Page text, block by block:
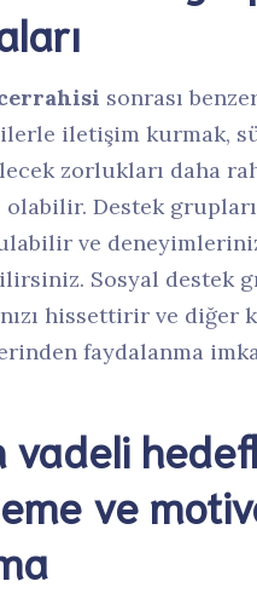
sonrası
iletişim kurmak,
zorlukları daha
olabilir. Destek
ve
Sosyal destek
hissettirir ve diğer
faydalanma
vadeli
ve